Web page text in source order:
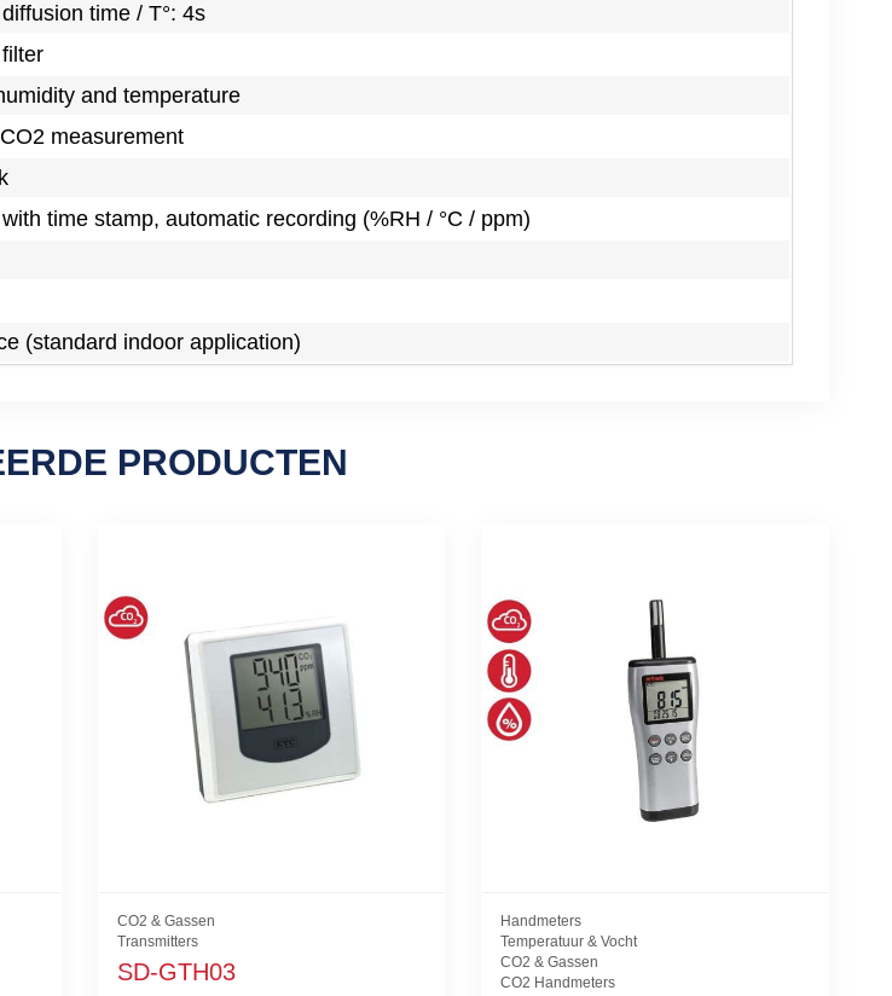
time / T°: 4s
and temperature
measurement
time stamp, automatic recording (%RH / °C / ppm)
(standard indoor application)
PRODUCTEN
CO2 & Gassen
Transmitters
SD-GTH03
Handmeters
Temperatuur & Vocht
CO2 & Gassen
CO2 Handmeters